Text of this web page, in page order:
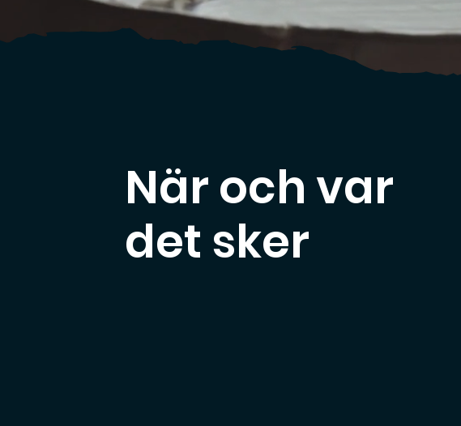
När och var
det sker